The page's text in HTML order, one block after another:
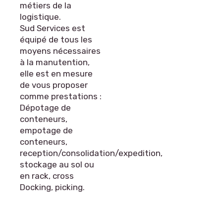
métiers de la
logistique.
Sud Services est
équipé de tous les
moyens nécessaires
à la manutention,
elle est en mesure
de vous proposer
comme prestations :
Dépotage de
conteneurs,
empotage de
conteneurs,
reception/consolidation/expedition,
stockage au sol ou
en rack, cross
Docking, picking.